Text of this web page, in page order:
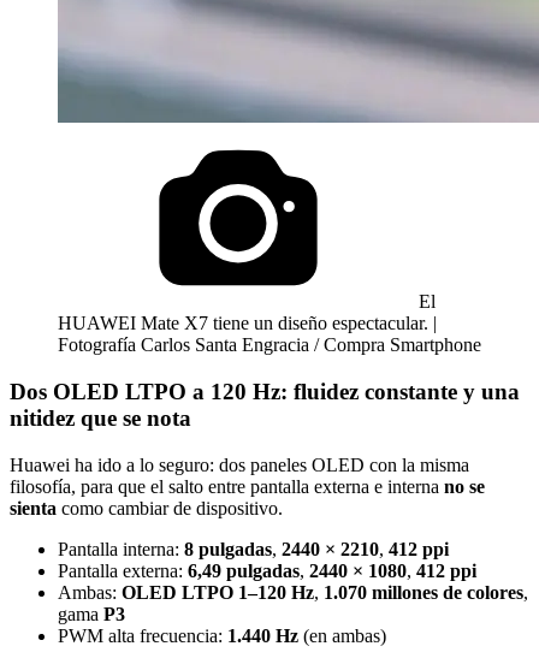
El
HUAWEI Mate X7 tiene un diseño espectacular. |
Fotografía Carlos Santa Engracia / Compra Smartphone
Dos OLED LTPO a 120 Hz: fluidez constante y una
nitidez que se nota
Huawei ha ido a lo seguro: dos paneles OLED con la misma
filosofía, para que el salto entre pantalla externa e interna no se
sienta como cambiar de dispositivo.
Pantalla interna: 8 pulgadas, 2440 × 2210, 412 ppi
Pantalla externa: 6,49 pulgadas, 2440 × 1080, 412 ppi
Ambas: OLED LTPO 1–120 Hz, 1.070 millones de colores,
gama P3
PWM alta frecuencia: 1.440 Hz (en ambas)